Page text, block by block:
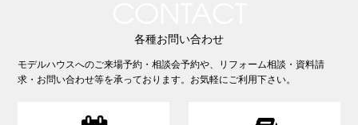
各種お問い合わせ
モデルハウスへのご来場予約・相談会予約や、リフォーム相談・資料請
求・お問い合わせ等を承っております。お気軽にご利用下さい。